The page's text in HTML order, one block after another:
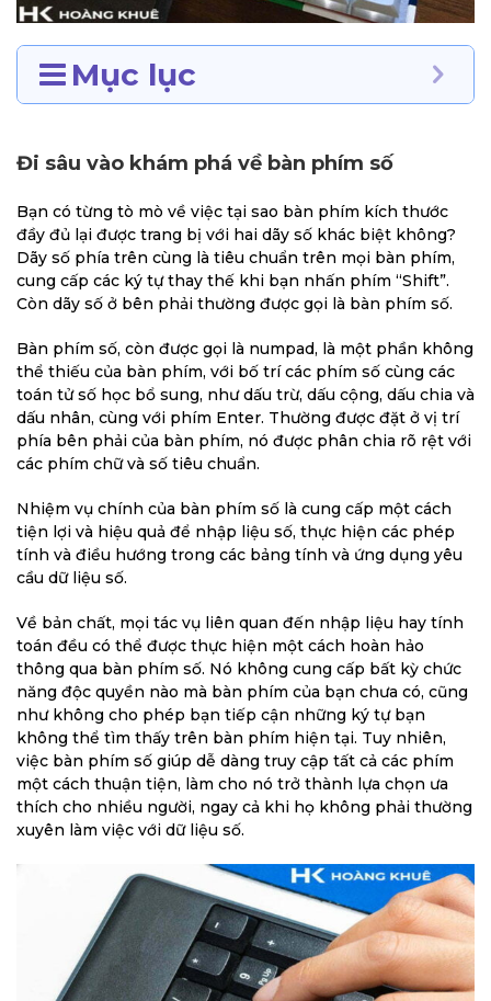
Mục lục
Đi sâu vào khám phá về bàn phím số
Bạn có từng tò mò về việc tại sao bàn phím kích thước
đầy đủ lại được trang bị với hai dãy số khác biệt không?
Dãy số phía trên cùng là tiêu chuẩn trên mọi bàn phím,
cung cấp các ký tự thay thế khi bạn nhấn phím “Shift”.
Còn dãy số ở bên phải thường được gọi là bàn phím số.
Bàn phím số, còn được gọi là numpad, là một phần không
thể thiếu của bàn phím, với bố trí các phím số cùng các
toán tử số học bổ sung, như dấu trừ, dấu cộng, dấu chia và
dấu nhân, cùng với phím Enter. Thường được đặt ở vị trí
phía bên phải của bàn phím, nó được phân chia rõ rệt với
các phím chữ và số tiêu chuẩn.
Nhiệm vụ chính của bàn phím số là cung cấp một cách
tiện lợi và hiệu quả để nhập liệu số, thực hiện các phép
tính và điều hướng trong các bảng tính và ứng dụng yêu
cầu dữ liệu số.
Về bản chất, mọi tác vụ liên quan đến nhập liệu hay tính
toán đều có thể được thực hiện một cách hoàn hảo
thông qua bàn phím số. Nó không cung cấp bất kỳ chức
năng độc quyền nào mà bàn phím của bạn chưa có, cũng
như không cho phép bạn tiếp cận những ký tự bạn
không thể tìm thấy trên bàn phím hiện tại. Tuy nhiên,
việc bàn phím số giúp dễ dàng truy cập tất cả các phím
một cách thuận tiện, làm cho nó trở thành lựa chọn ưa
thích cho nhiều người, ngay cả khi họ không phải thường
xuyên làm việc với dữ liệu số.